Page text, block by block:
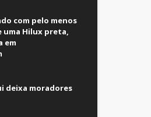
com pelo menos
uma Hilux preta,
em
deixa moradores